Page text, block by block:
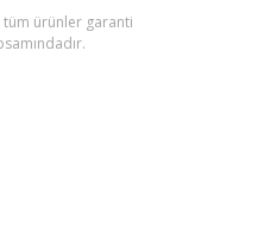
tüm ürünler garanti